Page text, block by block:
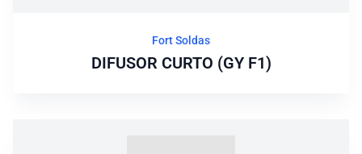
Fort Soldas
DIFUSOR CURTO (GY F1)